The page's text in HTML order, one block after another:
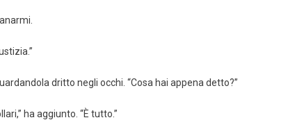
dritto negli occhi. “Cosa hai appena detto?”
ha aggiunto. “È tutto.”